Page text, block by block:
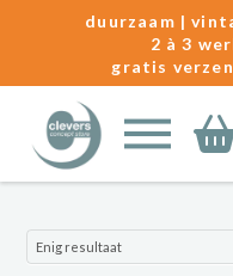
duurzaam |
2 à 3
gratis
Enig resultaat